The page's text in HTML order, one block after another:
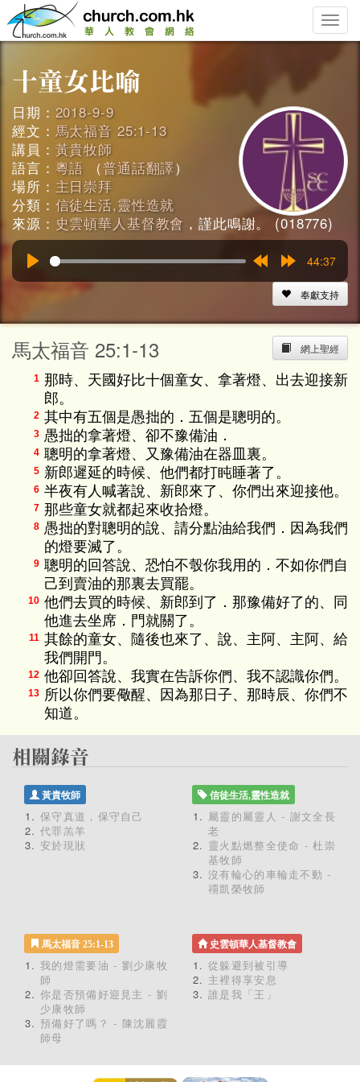
Toggle
日期： 2018-9-9
經文： 馬太福音 25:1-13
講員： 黃貴牧師
語言： 粵語 （普通話翻譯）
場所： 主日崇拜
分類： 信徒生活,靈性造就
來源： 史雲頓華人基督教會 ，謹此鳴謝。 (018776)
15s
44:37
奉獻支持
網上聖經
馬太福音 25:1-13
1 那時、天國好比十個童女、拿著燈、出去迎接新
郎。
2 其中有五個是愚拙的．五個是聰明的。
3 愚拙的拿著燈、卻不豫備油．
4 聰明的拿著燈、又豫備油在器皿裏。
5 新郎遲延的時候、他們都打盹睡著了。
6 半夜有人喊著說、新郎來了、你們出來迎接他。
7 那些童女就都起來收拾燈。
8 愚拙的對聰明的說、請分點油給我們．因為我們
的燈要滅了。
9 聰明的回答說、恐怕不彀你我用的．不如你們自
己到賣油的那裏去買罷。
10 他們去買的時候、新郎到了．那豫備好了的、同
他進去坐席．門就關了。
11 其餘的童女、隨後也來了、說、主阿、主阿、給
我們開門。
12 他卻回答說、我實在告訴你們、我不認識你們。
13 所以你們要儆醒、因為那日子、那時辰、你們不
知道。
黃貴牧師
保守真道，保守自己
代罪羔羊
安於現狀
信徒生活,靈性造就
屬靈的屬靈人 - 謝文全長
老
靈火點燃整全使命 - 杜崇
基牧師
沒有輪心的車輪走不動 -
禤凱榮牧師
馬太福音 25:1-13
我的燈需要油 - 劉少康牧
師
你是否預備好迎見主 - 劉
少康牧師
預備好了嗎？ - 陳沈麗霞
師母
史雲頓華人基督教會
從躲避到被引導
主裡得享安息
誰是我「王」